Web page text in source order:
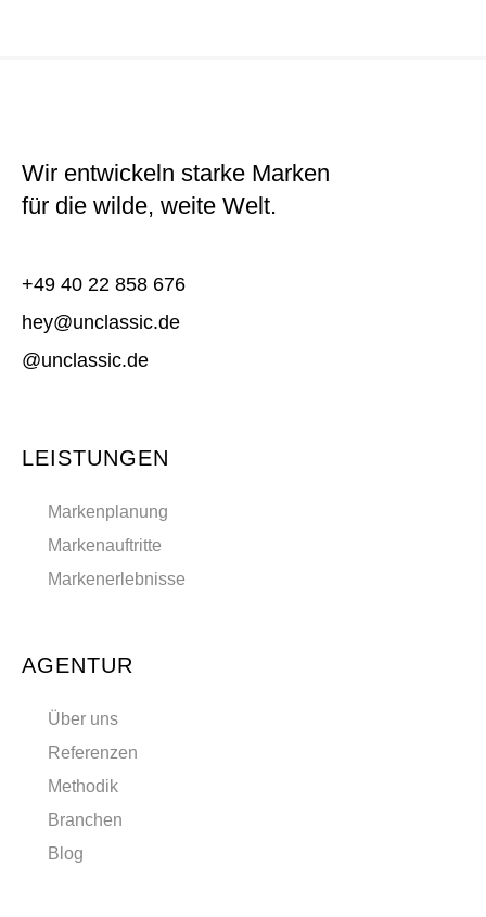
Wir entwickeln starke Marken
für die wilde, weite Welt.
+49 40 22 858 676
hey@unclassic.de
@unclassic.de
LEISTUNGEN
Markenplanung
Markenauftritte
Markenerlebnisse
AGENTUR
Über uns
Referenzen
Methodik
Branchen
Blog